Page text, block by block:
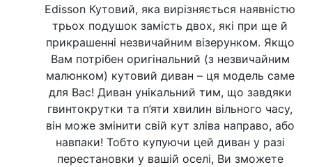
Edisson Кутовий, яка вирізняється наявністю
трьох подушок замість двох, які при ще й
прикрашенні незвичайним візерунком. Якщо
Вам потрібен оригінальний (з незвичайним
малюнком) кутовий диван – ця модель саме
для Вас! Диван унікальний тим, що завдяки
гвинтокрутки та п’яти хвилин вільного часу,
він може змінити свій кут зліва направо, або
навпаки! Тобто купуючи цей диван у разі
перестановки у вашій оселі, Ви зможете